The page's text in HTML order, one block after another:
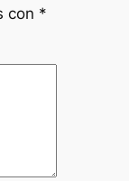
con *